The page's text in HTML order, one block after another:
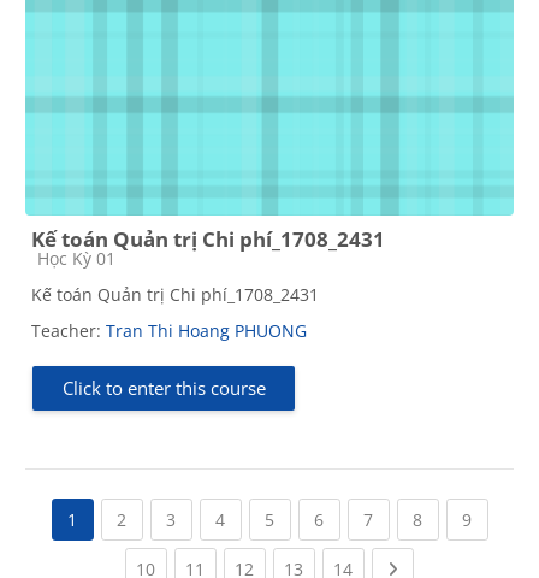
Kế toán Quản trị Chi phí_1708_2431
Course category
Học Kỳ 01
Kế toán Quản trị Chi phí_1708_2431
Teacher: Tran Thi Hoang PHUONG
Click to enter this course
1 2 (current)
3 (current)
4(current)
5 (current)
6(current)
7(current)
8(current)
9(current)
10(current)
11 (current)
12 (current)
13 (current)
14(current)Next page